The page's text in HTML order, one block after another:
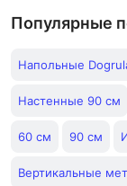
Популярные
Напольные
Настенные 90 см
60 см 90 см
Вертикальные